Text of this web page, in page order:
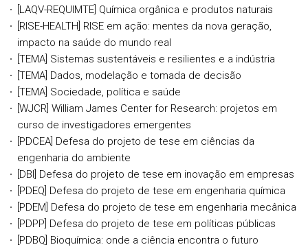
[LAQV-REQUIMTE] Química orgânica e produtos naturais
[RISE-HEALTH] RISE em ação: mentes da nova geração,
impacto na saúde do mundo real
[TEMA] Sistemas sustentáveis e resilientes e a indústria
[TEMA] Dados, modelação e tomada de decisão
[TEMA] Sociedade, política e saúde
[WJCR] William James Center for Research: projetos em
curso de investigadores emergentes
[PDCEA] Defesa do projeto de tese em ciências da
engenharia do ambiente
[DBI] Defesa do projeto de tese em inovação em empresas
[PDEQ] Defesa do projeto de tese em engenharia química
[PDEM] Defesa do projeto de tese em engenharia mecânica
[PDPP] Defesa do projeto de tese em políticas públicas
[PDBQ] Bioquímica: onde a ciência encontra o futuro